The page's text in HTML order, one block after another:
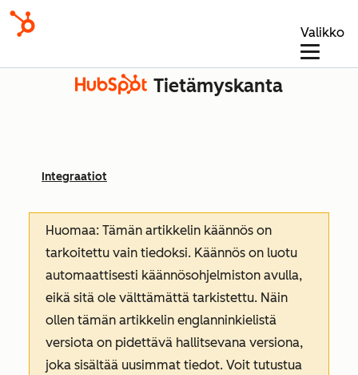
Valikko
Tietämyskanta
Integraatiot
Huomaa: Tämän artikkelin käännös on
tarkoitettu vain tiedoksi. Käännös on luotu
automaattisesti käännösohjelmiston avulla,
eikä sitä ole välttämättä tarkistettu. Näin
ollen tämän artikkelin englanninkielistä
versiota on pidettävä hallitsevana versiona,
joka sisältää uusimmat tiedot. Voit tutustua